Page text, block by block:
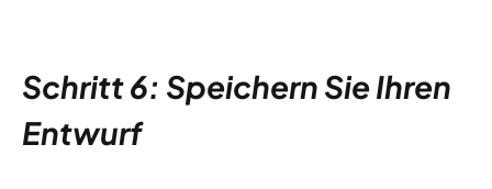
Schritt 6: Speichern Sie Ihren
Entwurf